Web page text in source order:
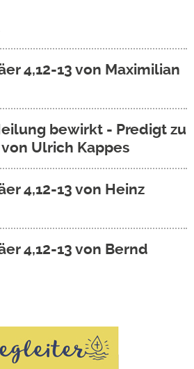
4,12-13 von Maximilian
bewirkt - Predigt zu
Ulrich Kappes
4,12-13 von Heinz
4,12-13 von Bernd